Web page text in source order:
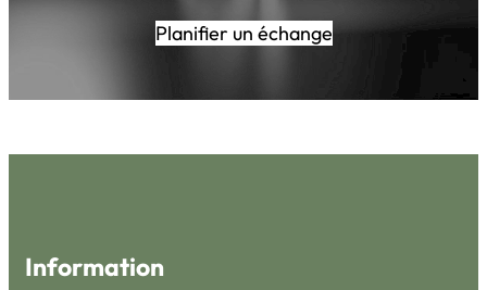
Planifier un échange
Information